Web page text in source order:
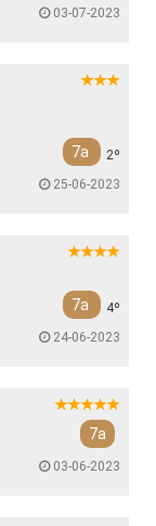
03-07-2023
7a
2º
25-06-2023
7a
4º
24-06-2023
7a
03-06-2023